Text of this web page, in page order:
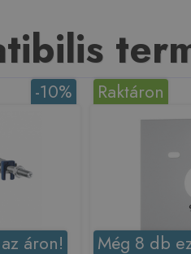
-10%
áron!
Raktáron
Még 8 db